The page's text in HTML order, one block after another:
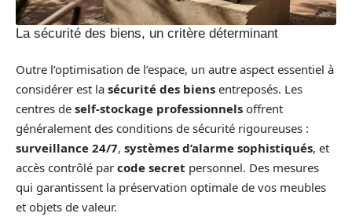
La sécurité des biens, un critère déterminant
Outre l’optimisation de l’espace, un autre aspect essentiel à
considérer est la sécurité des biens entreposés. Les
centres de self-stockage professionnels offrent
généralement des conditions de sécurité rigoureuses :
surveillance 24/7, systèmes d’alarme sophistiqués, et
accès contrôlé par code secret personnel. Des mesures
qui garantissent la préservation optimale de vos meubles
et objets de valeur.